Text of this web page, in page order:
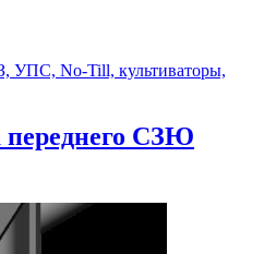
УПС, No-Till, культиваторы,
переднего СЗЮ